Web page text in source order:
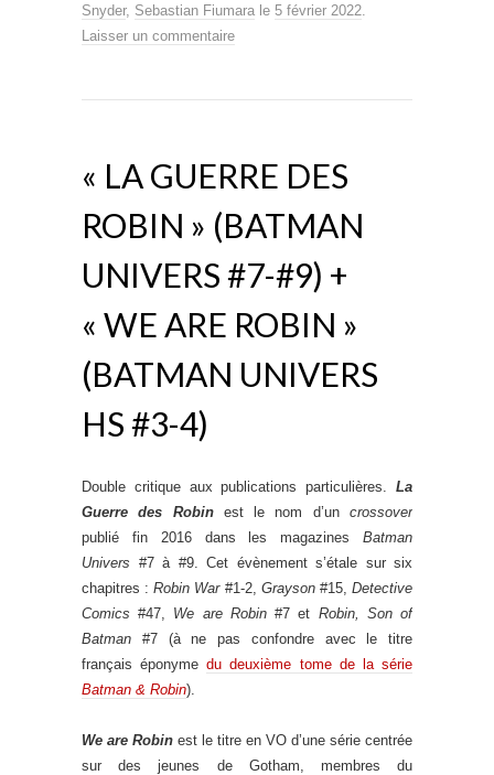
Snyder, Sebastian Fiumara le 5 février 2022.
Laisser un commentaire
« LA GUERRE DES
ROBIN » (BATMAN
UNIVERS #7-#9) +
« WE ARE ROBIN »
(BATMAN UNIVERS
HS #3-4)
Double critique aux publications particulières. La
Guerre des Robinest le nom d’uncrossover
publié fin 2016 dans les magazines Batman
Univers #7 à #9. Cet évènement s’étale sur six
chapitres :Robin War#1-2, Grayson#15,Detective
Comics #47, We are Robin#7 et Robin, Son of
Batman #7 (à ne pas confondre avec le titre
français éponymedu deuxième tome de la série
Batman & Robin).
We are Robin est le titre en VO d’une série centrée
sur des jeunes de Gotham, membres du